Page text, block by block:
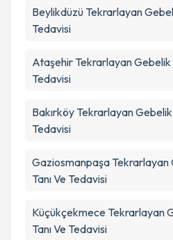
Beylikdüzü Tekrarlayan
Tedavisi
Ataşehir Tekrarlayan Gebelik
Tedavisi
Bakırköy Tekrarlayan Gebelik
Tedavisi
Gaziosmanpaşa Tekrarlayan
Tanı Ve Tedavisi
Küçükçekmece Tekrarlayan
Tanı Ve Tedavisi